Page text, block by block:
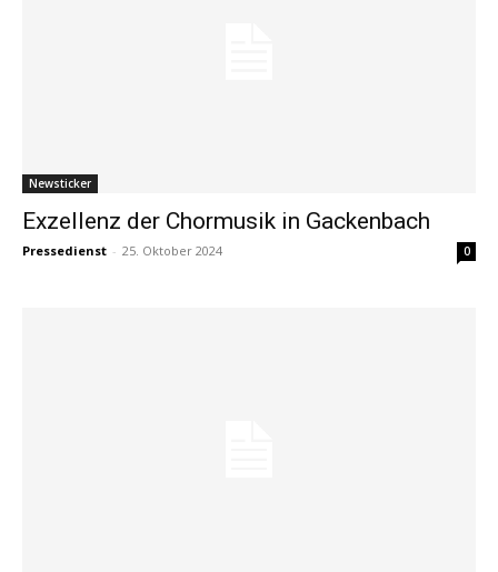
Newsticker
Exzellenz der Chormusik in Gackenbach
Pressedienst - 25. Oktober 2024 0